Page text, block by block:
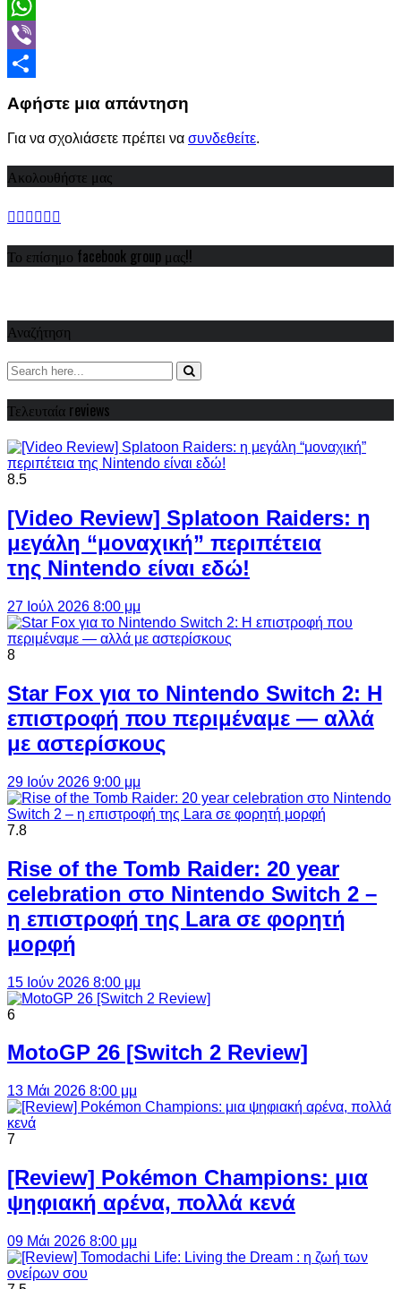
LinkedIn
WhatsApp
Viber
Αφήστε μια απάντηση
Για να σχολιάσετε πρέπει να συνδεθείτε.
Ακολουθήστε μας
Το επίσημο facebook group μας!!
Αναζήτηση
Τελευταία reviews
8.5
[Video Review] Splatoon Raiders: η
μεγάλη “μοναχική” περιπέτεια
της Nintendo είναι εδώ!
27 Ιούλ 2026 8:00 μμ
8
Star Fox για το Nintendo Switch 2: Η
επιστροφή που περιμέναμε — αλλά
με αστερίσκους
29 Ιούν 2026 9:00 μμ
7.8
Rise of the Tomb Raider: 20 year
celebration στο Nintendo Switch 2 –
η επιστροφή της Lara σε φορητή
μορφή
15 Ιούν 2026 8:00 μμ
6
MotoGP 26 [Switch 2 Review]
13 Μάι 2026 8:00 μμ
7
[Review] Pokémon Champions: μια
ψηφιακή αρένα, πολλά κενά
09 Μάι 2026 8:00 μμ